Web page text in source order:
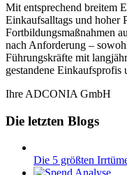
Mit entsprechend breitem
Einkaufsalltags und hoher
Fortbildungsmaßnahmen
nach Anforderung –
Führungskräfte mit
gestandene Einkaufsprofis
Ihre ADCONIA GmbH
Die letzten Blogs
Die 5 größten